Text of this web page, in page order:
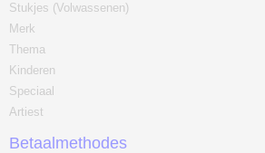
Stukjes (Volwassenen)
Merk
Thema
Kinderen
Speciaal
Artiest
Betaalmethodes